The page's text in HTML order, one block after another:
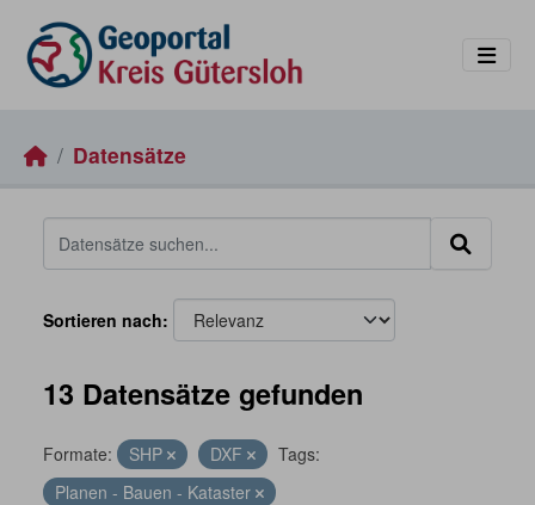
Datensätze
Sortieren nach
13 Datensätze gefunden
Formate: SHP DXF
Tags:
Planen - Bauen - Kataster